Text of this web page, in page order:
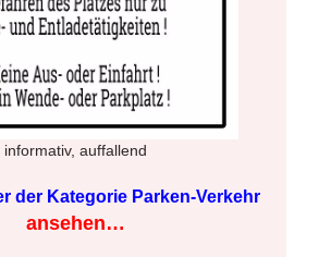
informativ, auffallend
der Kategorie Parken-Verkehr
ansehen…